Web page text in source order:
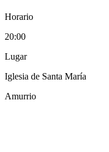
Horario
20:00
Lugar
Iglesia de Santa María
Amurrio